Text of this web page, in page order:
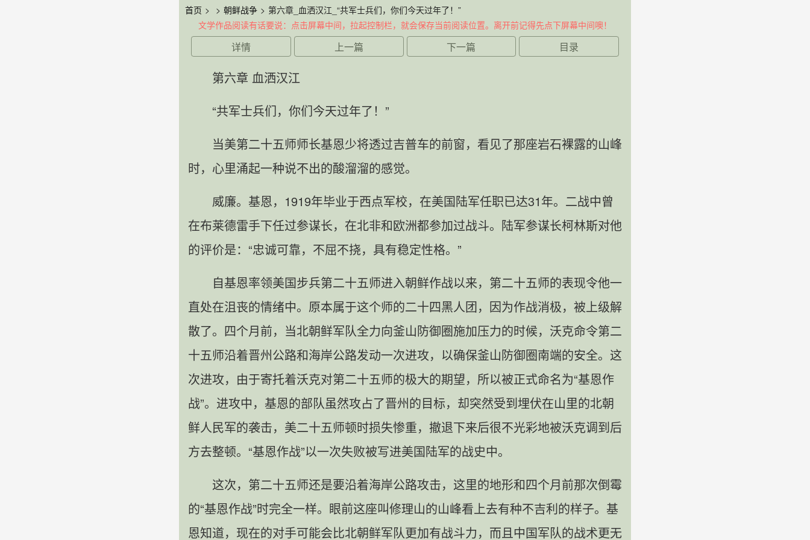
首页 > > 朝鲜战争 > 第六章_血洒汉江_“共军士兵们，你们今天过年了！”
文学作品阅读有话要说：点击屏幕中间，拉起控制栏，就会保存当前阅读位置。离开前记得先点下屏幕中间噢！
详情 上一篇 下一篇 目录
第六章 血洒汉江
“共军士兵们，你们今天过年了！”
当美第二十五师师长基恩少将透过吉普车的前窗，看见了那座岩石裸露的山峰
时，心里涌起一种说不出的酸溜溜的感觉。
威廉。基恩，1919年毕业于西点军校，在美国陆军任职已达31年。二战中曾
在布莱德雷手下任过参谋长，在北非和欧洲都参加过战斗。陆军参谋长柯林斯对他
的评价是：“忠诚可靠，不屈不挠，具有稳定性格。”
自基恩率领美国步兵第二十五师进入朝鲜作战以来，第二十五师的表现令他一
直处在沮丧的情绪中。原本属于这个师的二十四黑人团，因为作战消极，被上级解
散了。四个月前，当北朝鲜军队全力向釜山防御圈施加压力的时候，沃克命令第二
十五师沿着晋州公路和海岸公路发动一次进攻，以确保釜山防御圈南端的安全。这
次进攻，由于寄托着沃克对第二十五师的极大的期望，所以被正式命名为“基恩作
战”。进攻中，基恩的部队虽然攻占了晋州的目标，却突然受到埋伏在山里的北朝
鲜人民军的袭击，美二十五师顿时损失惨重，撤退下来后很不光彩地被沃克调到后
方去整顿。“基恩作战”以一次失败被写进美国陆军的战史中。
这次，第二十五师还是要沿着海岸公路攻击，这里的地形和四个月前那次倒霉
的“基恩作战”时完全一样。眼前这座叫修理山的山峰看上去有种不吉利的样子。基
恩知道，现在的对手可能会比北朝鲜军队更加有战斗力，而且中国军队的战术更无